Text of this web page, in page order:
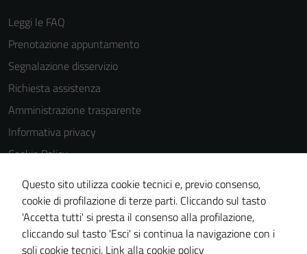
Leggi le FAQ
Prenotazione appuntamento
Segnalazione disservizio
Richiesta assistenza
Amministrazione trasparente
Informativa privacy
Cookie Policy
Dichiarazione di accessibilità
Obiettivi di accessibilità
Piano di miglioramento del sito
Questo sito utilizza cookie tecnici e, previo consenso,
cookie di profilazione di terze parti. Cliccando sul tasto
'Accetta tutti' si presta il consenso alla profilazione,
cliccando sul tasto 'Esci' si continua la navigazione con i
soli cookie tecnici. Link alla cookie policy
essere
Questi cookie
non raccolgono
informazioni
personali.